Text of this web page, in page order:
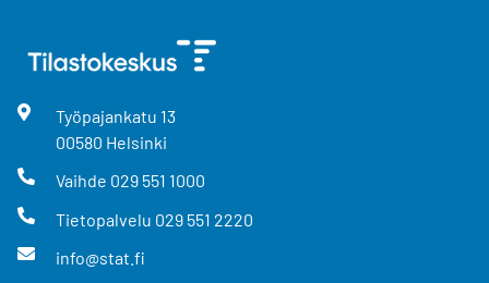
Työpajankatu 13
00580 Helsinki
Vaihde 029 551 1000
Tietopalvelu 029 551 2220
info@stat.fi